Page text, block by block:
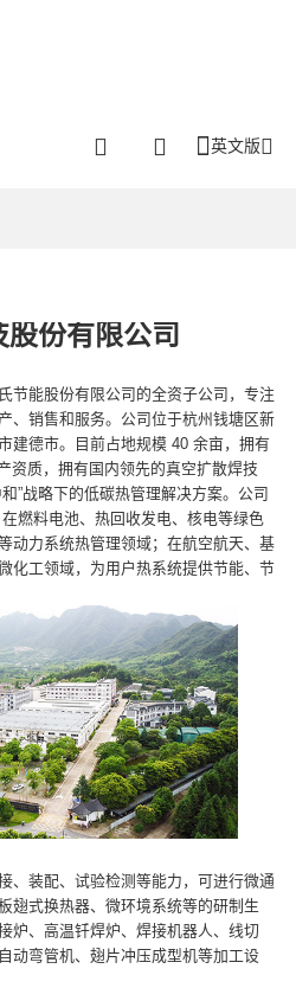
英文版
份有限公司
节能股份有限公司的全资子公司，专注
、销售和服务。公司位于杭州钱塘区新
建德市。目前占地规模 40 余亩，拥有
资质，拥有国内领先的真空扩散焊技
”战略下的低碳热管理解决方案。公司
燃料电池、热回收发电、核电等绿色
动力系统热管理领域；在航空航天、基
化工领域，为用户热系统提供节能、节
、装配、试验检测等能力，可进行微通
翅式换热器、微环境系统等的研制生
炉、高温钎焊炉、焊接机器人、线切
动弯管机、翅片冲压成型机等加工设